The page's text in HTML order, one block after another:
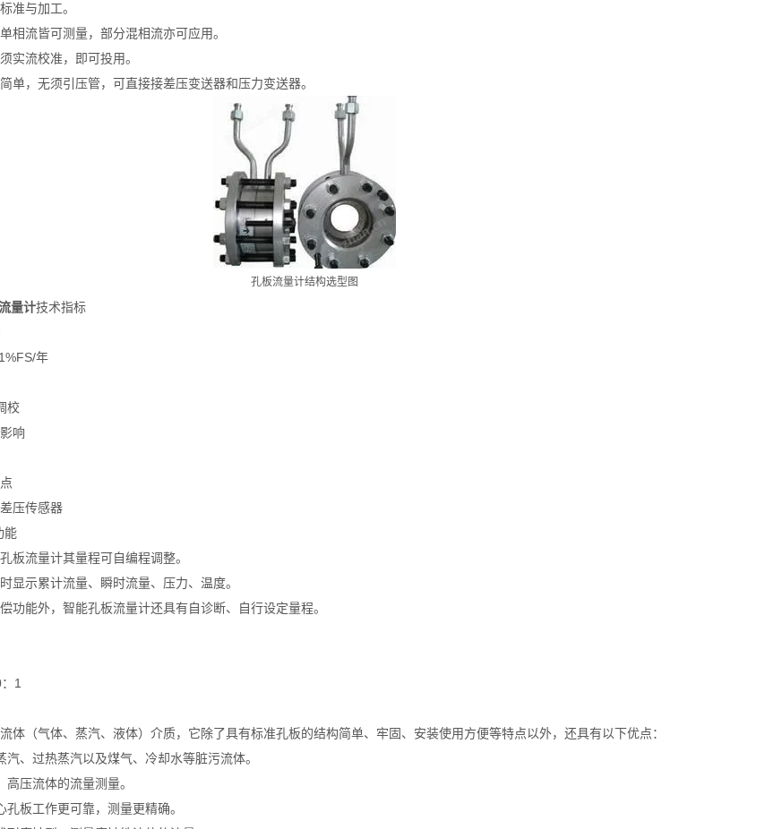
准与加工。
相流皆可测量，部分混相流亦可应用。
实流校准，即可投用。
单，无须引压管，可直接接差压变送器和压力变送器。
孔板流量计结构选型图
量计技术指标
年
校
响
压传感器
能
板流量计其量程可自编程调整。
显示累计流量、瞬时流量、压力、温度。
功能外，智能孔板流量计还具有自诊断、自行设定量程。
1
体（气体、蒸汽、液体）介质，它除了具有标准孔板的结构简单、牢固、安装使用方便等特点以外，还具有以下优点：
汽、过热蒸汽以及煤气、冷却水等脏污流体。
压流体的流量测量。
板工作更可靠，测量更精确。